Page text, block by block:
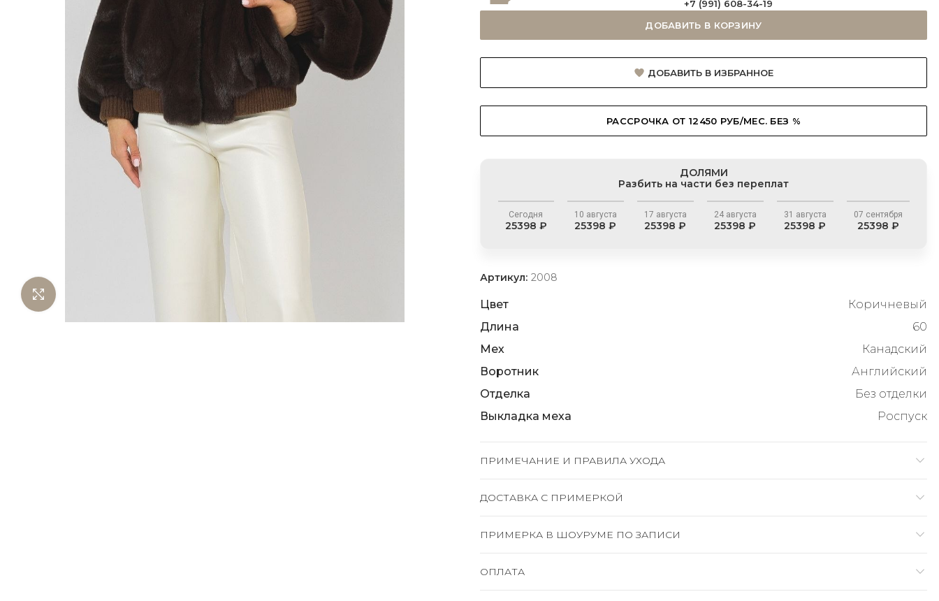
+7 (991) 608-34-19
ДОБАВИТЬ В КОРЗИНУ
ДОБАВИТЬ В ИЗБРАННОЕ
РАССРОЧКА ОТ 12450 РУБ/МЕС. БЕЗ %
ДОЛЯМИ
Разбить на части без переплат
Сегодня
25398 ₽
10 августа
25398 ₽
17 августа
25398 ₽
24 августа
25398 ₽
31 августа
25398 ₽
07 сентября
25398 ₽
Артикул: 2008
Цвет
Коричневый
Длина
60
Мех
Канадский
Воротник
Английский
Отделка
Без отделки
Выкладка меха
Роспуск
ПРИМЕЧАНИЕ И ПРАВИЛА УХОДА
ДОСТАВКА C ПРИМЕРКОЙ
ПРИМЕРКА В ШОУРУМЕ ПО ЗАПИСИ
ОПЛАТА